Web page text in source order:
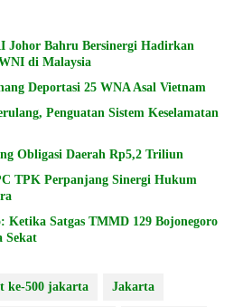
Johor Bahru Bersinergi Hadirkan
di Malaysia
Deportasi 25 WNA Asal Vietnam
Penguatan Sistem Keselamatan
Obligasi Daerah Rp5,2 Triliun
TPK Perpanjang Sinergi Hukum
Ketika Satgas TMMD 129 Bojonegoro
Sekat
ke-500 jakarta Jakarta